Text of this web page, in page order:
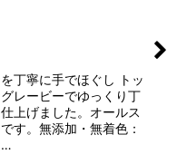
丁寧に手でほぐし トッ
レービーでゆっくり丁
上げました。オールス
す。無添加・無着色：
…